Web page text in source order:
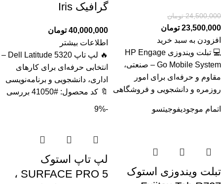
24,500,000 تومان
23,500,000 تومان
افزودن به سبد خرید
💻 تبلت ویندوزی HP Engage
Go Mobile System – صنعتی،
مقاوم و حرفه‌ای برای امور
روزمره و دانشجویی و فروشگاهی
گرافیک Iris
40,000,000 تومان
اطلاعات بیشتر
🔥 لپ تاپ Dell Latitude 5320 –
انتخابی حرفه‌ای برای کارهای
اداری، دانشجویی و برنامه‌نویسی
🔖 کد محصول: #41050 بررسی
اتمام موجودیفوجیتسو
تبلت ویندوزی استوک
-9%
لپ تاپ استوک
SURFACE PRO 5 ،